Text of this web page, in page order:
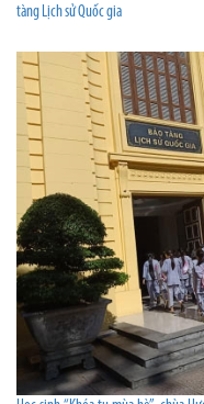
tàng Lịch sử Quốc gia